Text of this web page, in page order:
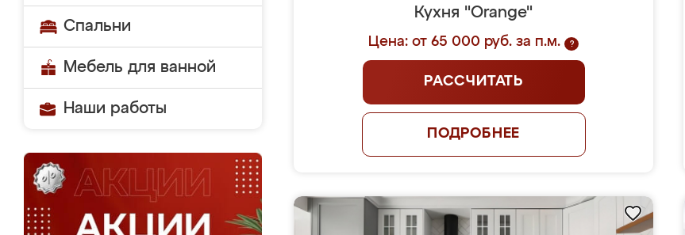
Спальни
Мебель для ванной
Наши работы
Кухня "Orange"
Цена: от 65 000 руб. за п.м. ?
РАССЧИТАТЬ
ПОДРОБНЕЕ